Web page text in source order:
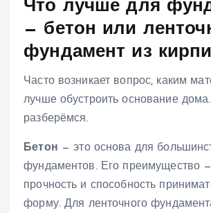
Что лучше для
— бетон или
фундамент из
Часто возникает вопрос, каким
лучше обустроить основание
разберёмся.
Бетон — это основа для
фундаментов. Его преимущество
прочность и способность
форму. Для ленточного